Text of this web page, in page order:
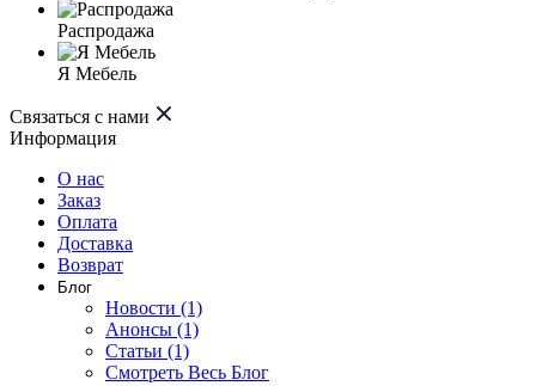
Распродажа
Я Мебель
Связаться с нами
Информация
О нас
Заказ
Оплата
Доставка
Возврат
Блог
Новости (1)
Анонсы (1)
Статьи (1)
Смотреть Весь Блог